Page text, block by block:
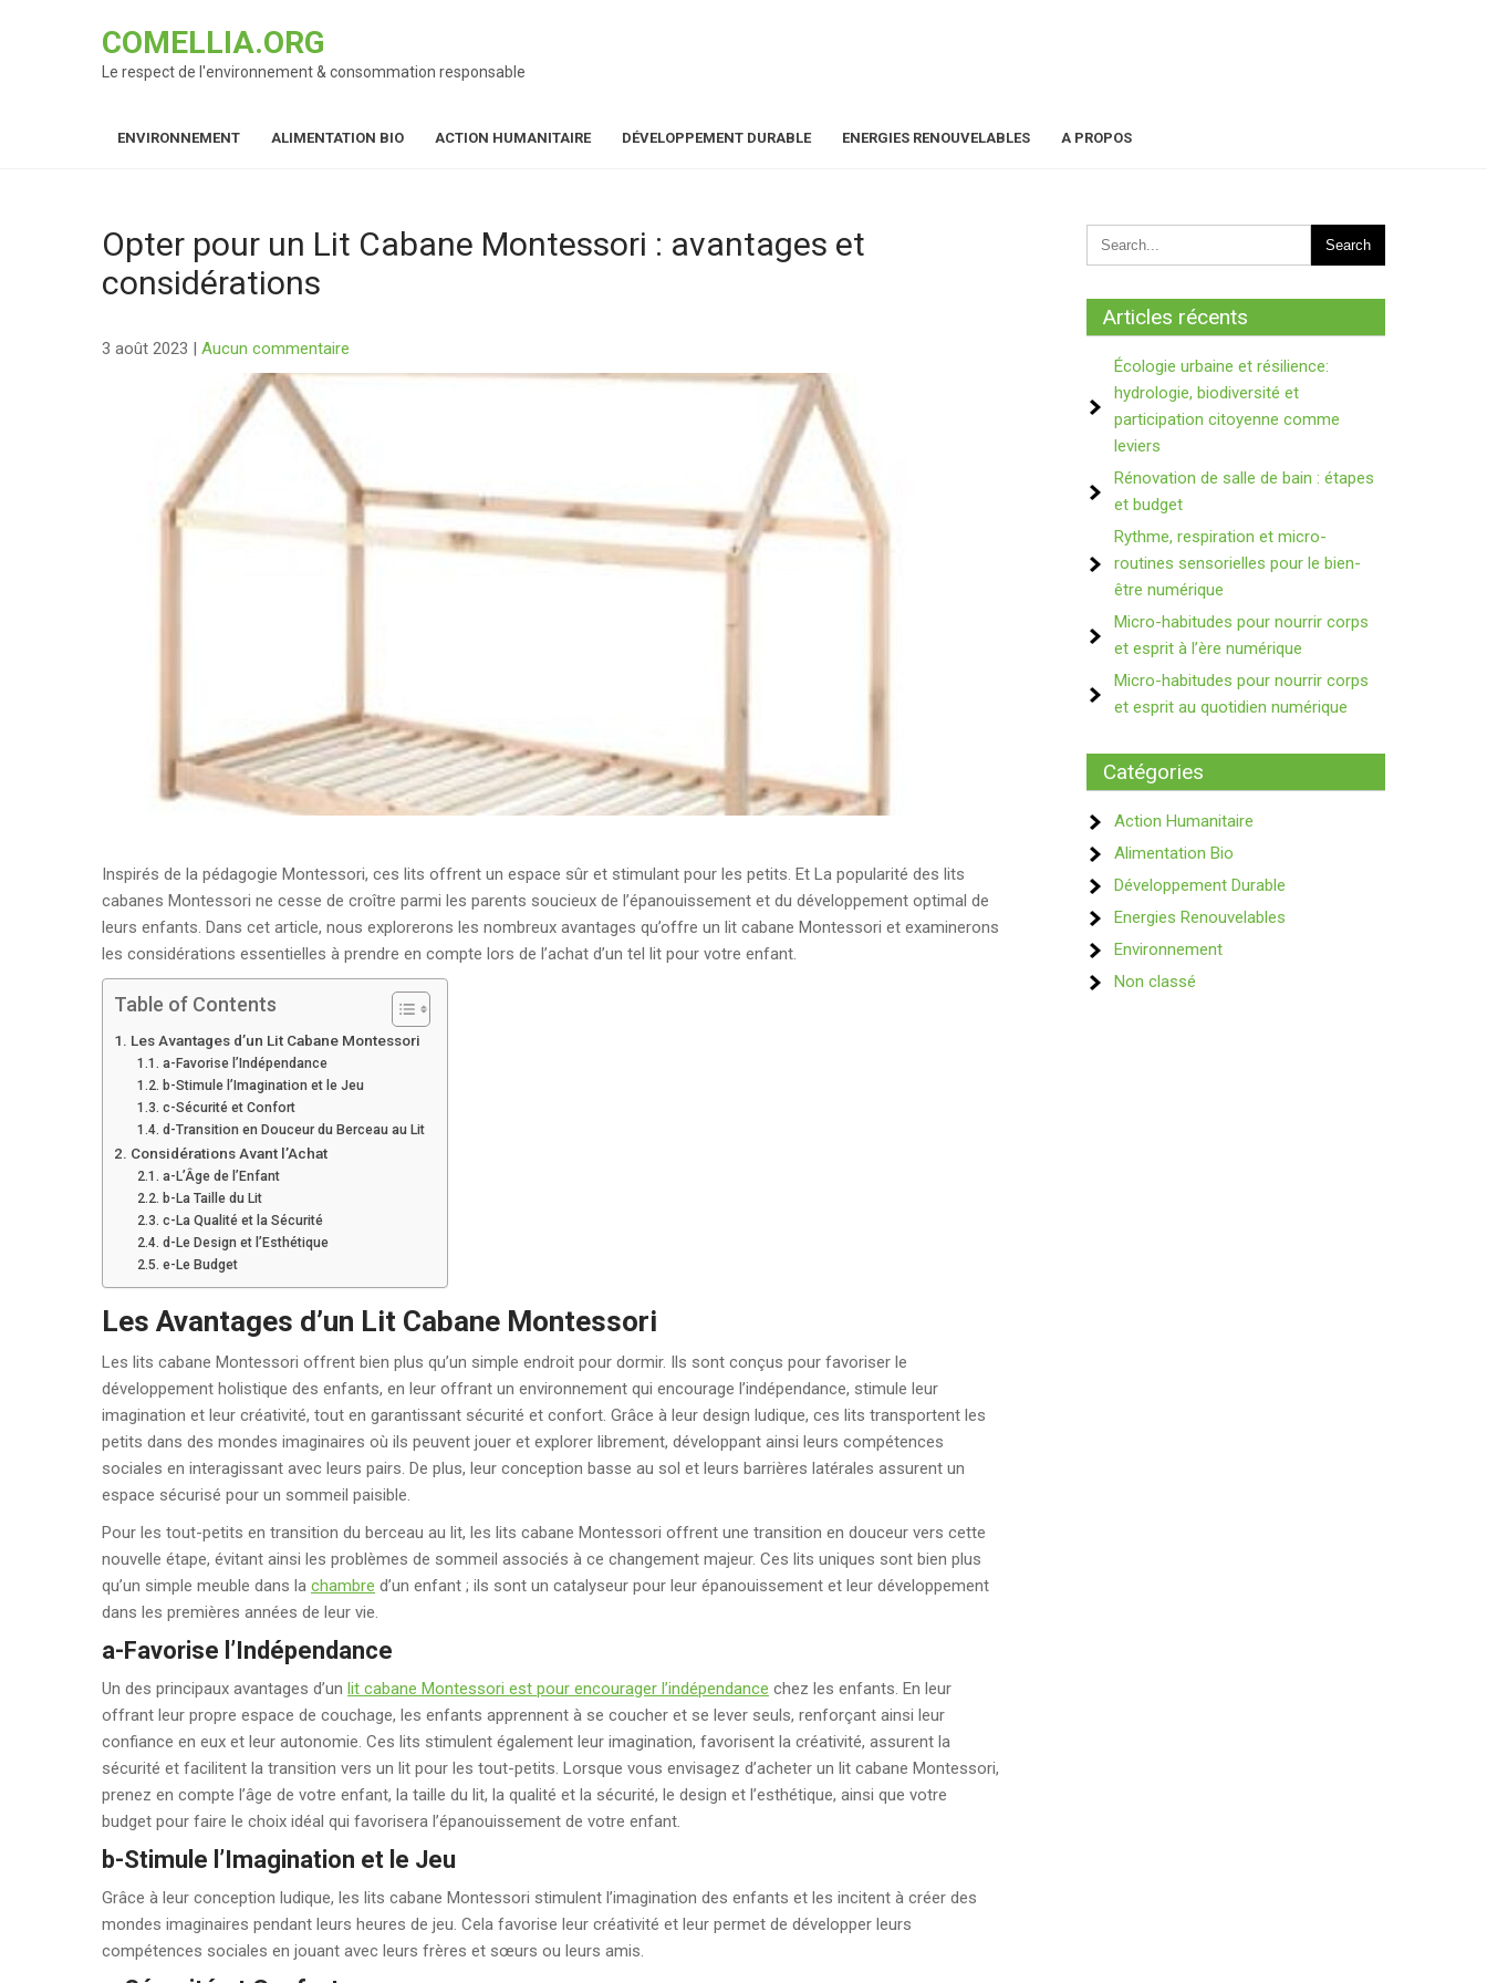
COMELLIA.ORG
Le respect de l'environnement & consommation responsable
ENVIRONNEMENT ALIMENTATION BIO ACTION HUMANITAIRE DÉVELOPPEMENT DURABLE ENERGIES RENOUVELABLES A PROPOS
Opter pour un Lit Cabane Montessori : avantages et
considérations
3 août 2023 | Aucun commentaire
Inspirés de la pédagogie Montessori, ces lits offrent un espace sûr et stimulant pour les petits. Et La popularité des lits
cabanes Montessori ne cesse de croître parmi les parents soucieux de l’épanouissement et du développement optimal de
leurs enfants. Dans cet article, nous explorerons les nombreux avantages qu’offre un lit cabane Montessori et examinerons
les considérations essentielles à prendre en compte lors de l’achat d’un tel lit pour votre enfant.
Table of Contents
Les Avantages d’un Lit Cabane Montessori
a-Favorise l’Indépendance
b-Stimule l’Imagination et le Jeu
c-Sécurité et Confort
d-Transition en Douceur du Berceau au Lit
Considérations Avant l’Achat
a-L’Âge de l’Enfant
b-La Taille du Lit
c-La Qualité et la Sécurité
d-Le Design et l’Esthétique
e-Le Budget
Les Avantages d’un Lit Cabane Montessori
Les lits cabane Montessori offrent bien plus qu’un simple endroit pour dormir. Ils sont conçus pour favoriser le
développement holistique des enfants, en leur offrant un environnement qui encourage l’indépendance, stimule leur
imagination et leur créativité, tout en garantissant sécurité et confort. Grâce à leur design ludique, ces lits transportent les
petits dans des mondes imaginaires où ils peuvent jouer et explorer librement, développant ainsi leurs compétences
sociales en interagissant avec leurs pairs. De plus, leur conception basse au sol et leurs barrières latérales assurent un
espace sécurisé pour un sommeil paisible.
Pour les tout-petits en transition du berceau au lit, les lits cabane Montessori offrent une transition en douceur vers cette
nouvelle étape, évitant ainsi les problèmes de sommeil associés à ce changement majeur. Ces lits uniques sont bien plus
qu’un simple meuble dans la chambre d’un enfant ; ils sont un catalyseur pour leur épanouissement et leur développement
dans les premières années de leur vie.
a-Favorise l’Indépendance
Un des principaux avantages d’un lit cabane Montessori est pour encourager l’indépendance chez les enfants. En leur
offrant leur propre espace de couchage, les enfants apprennent à se coucher et se lever seuls, renforçant ainsi leur
confiance en eux et leur autonomie. Ces lits stimulent également leur imagination, favorisent la créativité, assurent la
sécurité et facilitent la transition vers un lit pour les tout-petits. Lorsque vous envisagez d’acheter un lit cabane Montessori,
prenez en compte l’âge de votre enfant, la taille du lit, la qualité et la sécurité, le design et l’esthétique, ainsi que votre
budget pour faire le choix idéal qui favorisera l’épanouissement de votre enfant.
b-Stimule l’Imagination et le Jeu
Grâce à leur conception ludique, les lits cabane Montessori stimulent l’imagination des enfants et les incitent à créer des
mondes imaginaires pendant leurs heures de jeu. Cela favorise leur créativité et leur permet de développer leurs
compétences sociales en jouant avec leurs frères et sœurs ou leurs amis.
Articles récents
Écologie urbaine et résilience:
hydrologie, biodiversité et
participation citoyenne comme
leviers
Rénovation de salle de bain : étapes
et budget
Rythme, respiration et micro-
routines sensorielles pour le bien-
être numérique
Micro-habitudes pour nourrir corps
et esprit à l’ère numérique
Micro-habitudes pour nourrir corps
et esprit au quotidien numérique
Catégories
Action Humanitaire
Alimentation Bio
Développement Durable
Energies Renouvelables
Environnement
Non classé